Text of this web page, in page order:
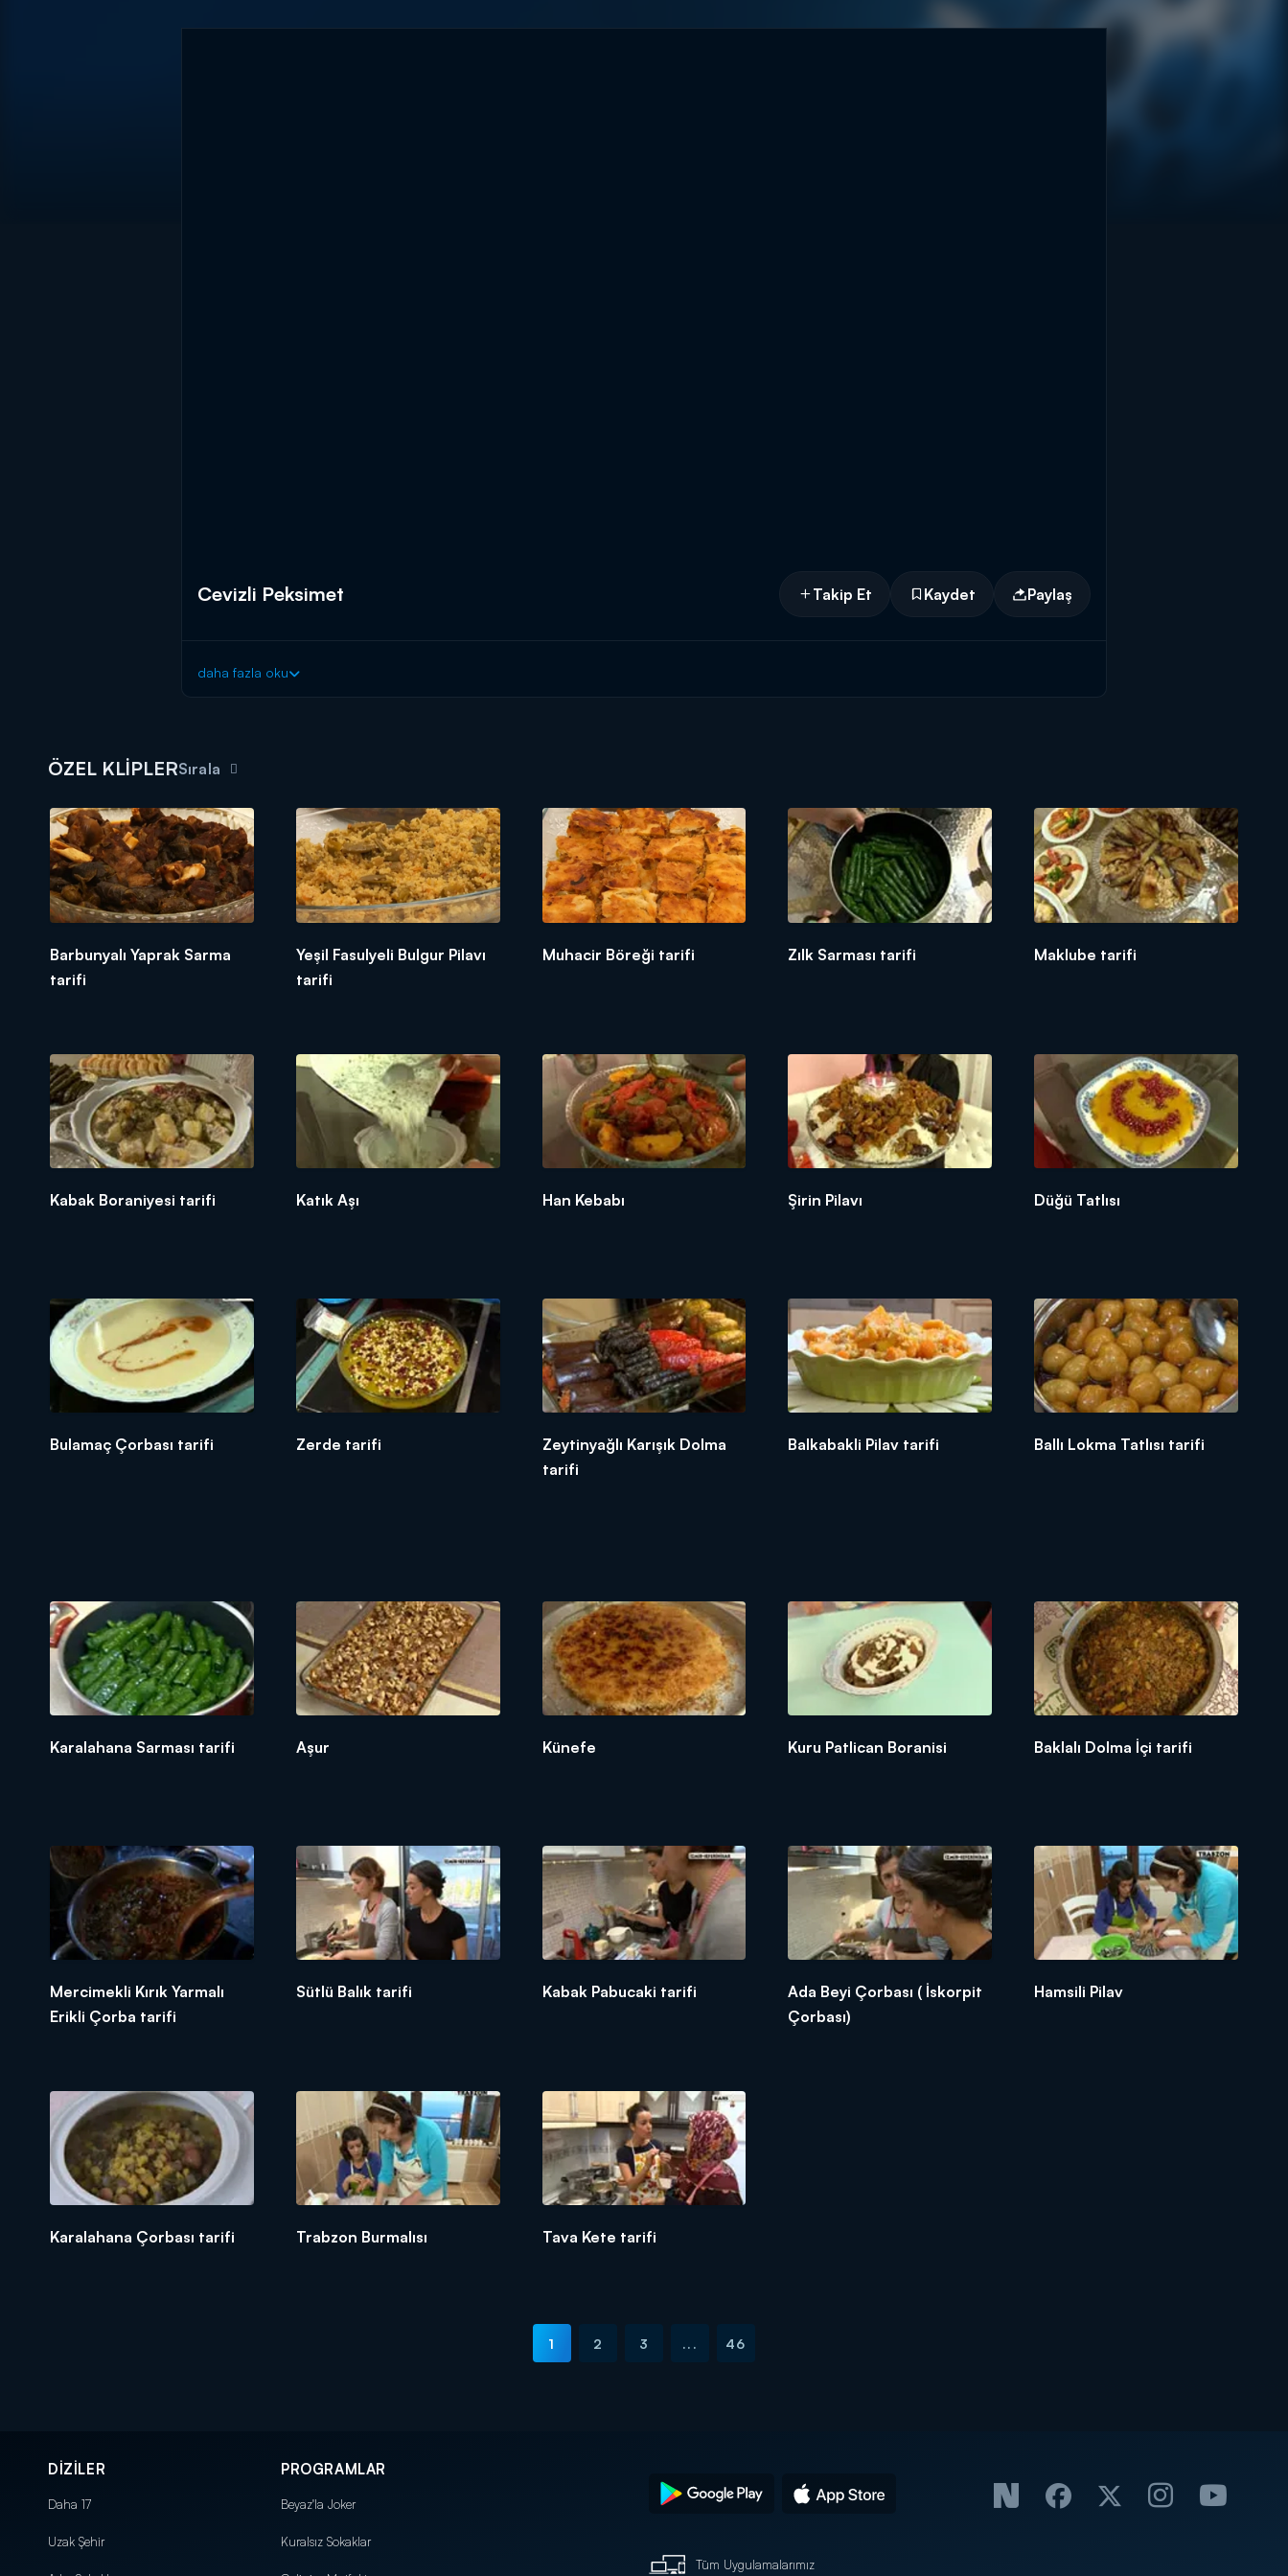
Cevizli Peksimet Takip Et Kaydet Paylaş
daha fazla oku
ÖZEL KLİPLERSırala
Barbunyalı Yaprak Sarma
tarifi
Yeşil Fasulyeli Bulgur Pilavı
tarifi
Muhacir Böreği tarifi Zılk Sarması tarifi Maklube tarifi
Kabak Boraniyesi tarifi Katık Aşı Han Kebabı Şirin Pilavı Düğü Tatlısı
Bulamaç Çorbası tarifi Zerde tarifi
Zeytinyağlı Karışık Dolma
tarifi
Balkabakli Pilav tarifi Ballı Lokma Tatlısı tarifi
Karalahana Sarması tarifi Aşur Künefe Kuru Patlican Boranisi Baklalı Dolma İçi tarifi
Mercimekli Kırık Yarmalı
Erikli Çorba tarifi
Sütlü Balık tarifi Kabak Pabucaki tarifi
Ada Beyi Çorbası ( İskorpit
Çorbası)
Hamsili Pilav
Karalahana Çorbası tarifi Trabzon Burmalısı Tava Kete tarifi
1 2 3 ... 46
DİZİLER
Daha 17
Uzak Şehir
PROGRAMLAR
Beyaz'la Joker
Kuralsız Sokaklar
Tüm Uygulamalarımız